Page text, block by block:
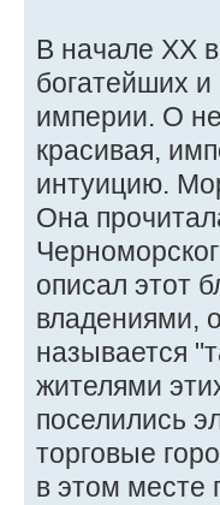
В начале ХХ
богатейших
империи. О
красивая,
интуицию.
Она
описал этот
владениями,
называется
жителями
поселились
торговые
в этом месте